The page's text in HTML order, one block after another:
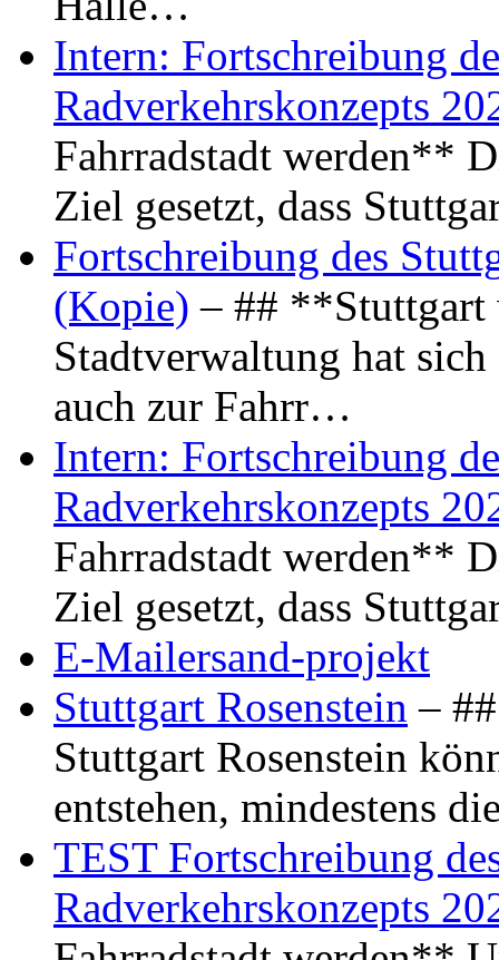
Intern: Fortschreibung
Radverkehrskonzepts
Fahrradstadt werden**
Ziel gesetzt, dass
Fortschreibung des
(Kopie) – ## **Stuttgart
Stadtverwaltung hat
auch zur Fahrr…
Intern: Fortschreibung
Radverkehrskonzepts
Fahrradstadt werden**
Ziel gesetzt, dass
E-Mailersand-projekt
Stuttgart Rosenstein –
Stuttgart Rosenstein
entstehen, mindestens
TEST Fortschreibung
Radverkehrskonzepts